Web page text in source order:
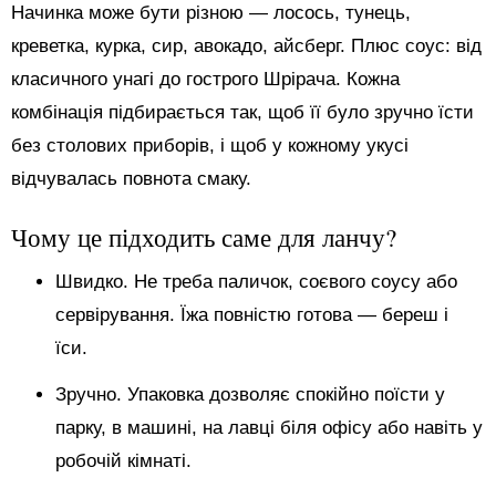
Начинка може бути різною — лосось, тунець,
креветка, курка, сир, авокадо, айсберг. Плюс соус: від
класичного унагі до гострого Шрірача. Кожна
комбінація підбирається так, щоб її було зручно їсти
без столових приборів, і щоб у кожному укусі
відчувалась повнота смаку.
Чому це підходить саме для ланчу?
Швидко. Не треба паличок, соєвого соусу або
сервірування. Їжа повністю готова — береш і
їси.
Зручно. Упаковка дозволяє спокійно поїсти у
парку, в машині, на лавці біля офісу або навіть у
робочій кімнаті.